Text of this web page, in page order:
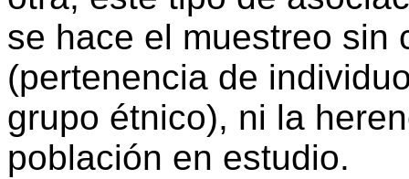
se hace el muestreo sin
(pertenencia de
grupo étnico), ni la
población en estudio.